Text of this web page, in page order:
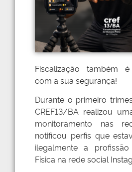
Fiscalização também
com a sua segurança!
Durante o primeiro
CREF13/BA realizou
monitoramento nas
notificou perfis que
ilegalmente a
Física na rede social